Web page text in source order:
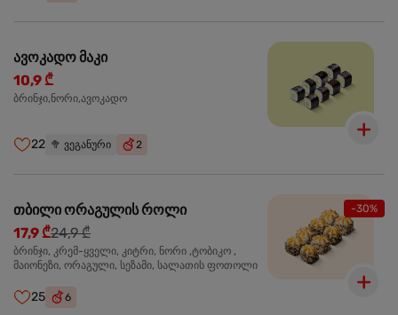
ავოკადო მაკი
10,9 ₾
ბრინჯი,ნორი,ავოკადო
22 🥦 ვეგანური 2
-30%
თბილი ორაგულის როლი
17,9 ₾24,9 ₾
ბრინჯი, კრემ-ყველი, კიტრი, ნორი ,ტობიკო ,
მაიონეზი, ორაგული, სეზამი, სალათის ფოთოლი
25 6